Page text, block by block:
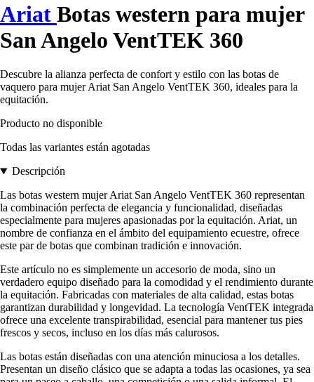
Ariat Botas western para mujer
San Angelo VentTEK 360
Descubre la alianza perfecta de confort y estilo con las botas de
vaquero para mujer Ariat San Angelo VentTEK 360, ideales para la
equitación.
Producto no disponible
Todas las variantes están agotadas
Descripción
Las botas western mujer Ariat San Angelo VentTEK 360 representan
la combinación perfecta de elegancia y funcionalidad, diseñadas
especialmente para mujeres apasionadas por la equitación. Ariat, un
nombre de confianza en el ámbito del equipamiento ecuestre, ofrece
este par de botas que combinan tradición e innovación.
Este artículo no es simplemente un accesorio de moda, sino un
verdadero equipo diseñado para la comodidad y el rendimiento durante
la equitación. Fabricadas con materiales de alta calidad, estas botas
garantizan durabilidad y longevidad. La tecnología VentTEK integrada
ofrece una excelente transpirabilidad, esencial para mantener tus pies
frescos y secos, incluso en los días más calurosos.
Las botas están diseñadas con una atención minuciosa a los detalles.
Presentan un diseño clásico que se adapta a todas las ocasiones, ya sea